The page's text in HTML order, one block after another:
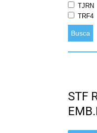
TJRN
TRF4
Busca
STF